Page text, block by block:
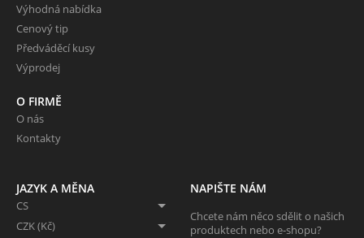
Výhodná nabídka
Cenový tip
Předváděcí kusy
Výprodej
O FIRMĚ
O nás
Kontakty
JAZYK A MĚNA
CS
CZK (Kč)
NAPIŠTE NÁM
Chcete nám něco sdělit o našich
produktech nebo e-shopu?